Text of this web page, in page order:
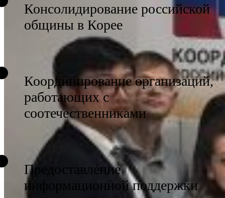
Консолидирование российской
общины в Корее
Координирование организаций,
работающих с
соотечественниками
Предоставление
информационной поддержки